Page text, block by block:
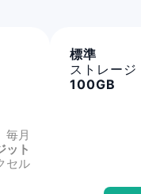
毎月
ット
セル
標準
ストレージ
100GB